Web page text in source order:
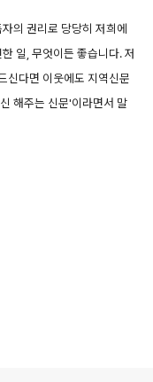
의 권리로 당당히 저희에
일, 무엇이든 좋습니다. 저
신다면 이웃에도 지역신문
해주는 신문'이라면서 말